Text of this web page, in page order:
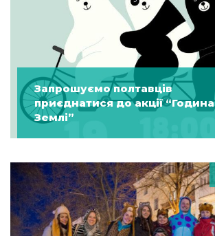
Запрошуємо полтавців
приєднатися до акції “Година
Землі”